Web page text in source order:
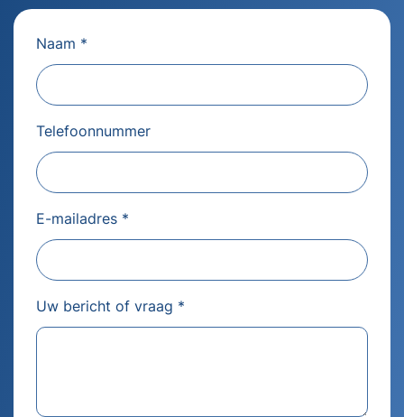
Naam *
Telefoonnummer
E-mailadres *
Uw bericht of vraag *